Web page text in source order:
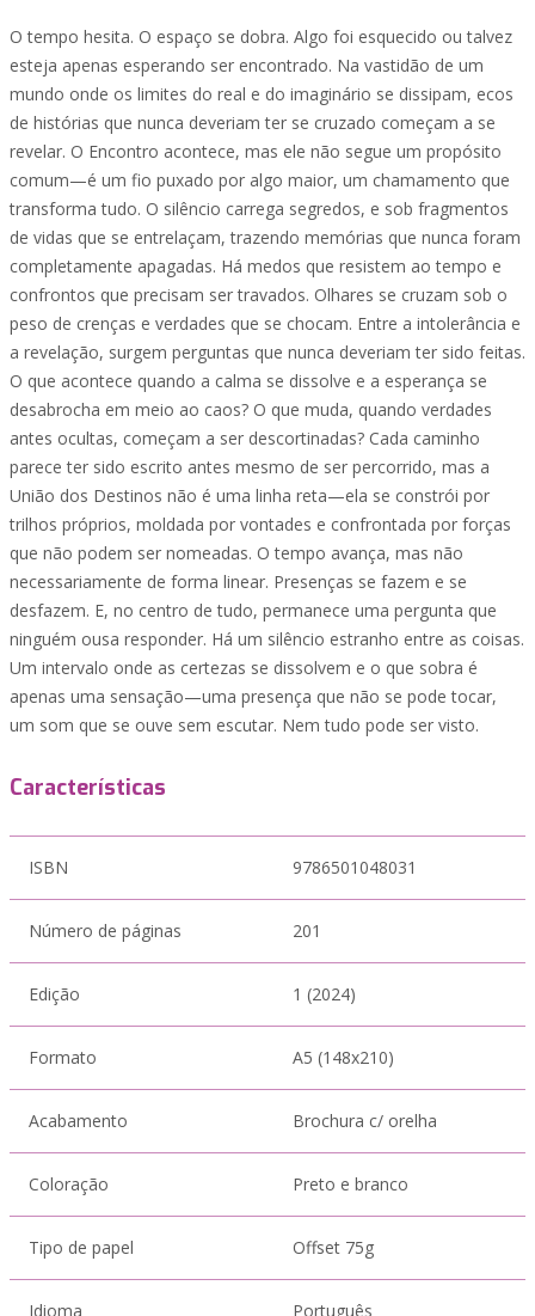
O tempo hesita. O espaço se dobra. Algo foi esquecido ou talvez
esteja apenas esperando ser encontrado. Na vastidão de um
mundo onde os limites do real e do imaginário se dissipam, ecos
de histórias que nunca deveriam ter se cruzado começam a se
revelar. O Encontro acontece, mas ele não segue um propósito
comum—é um fio puxado por algo maior, um chamamento que
transforma tudo. O silêncio carrega segredos, e sob fragmentos
de vidas que se entrelaçam, trazendo memórias que nunca foram
completamente apagadas. Há medos que resistem ao tempo e
confrontos que precisam ser travados. Olhares se cruzam sob o
peso de crenças e verdades que se chocam. Entre a intolerância e
a revelação, surgem perguntas que nunca deveriam ter sido feitas.
O que acontece quando a calma se dissolve e a esperança se
desabrocha em meio ao caos? O que muda, quando verdades
antes ocultas, começam a ser descortinadas? Cada caminho
parece ter sido escrito antes mesmo de ser percorrido, mas a
União dos Destinos não é uma linha reta—ela se constrói por
trilhos próprios, moldada por vontades e confrontada por forças
que não podem ser nomeadas. O tempo avança, mas não
necessariamente de forma linear. Presenças se fazem e se
desfazem. E, no centro de tudo, permanece uma pergunta que
ninguém ousa responder. Há um silêncio estranho entre as coisas.
Um intervalo onde as certezas se dissolvem e o que sobra é
apenas uma sensação—uma presença que não se pode tocar,
um som que se ouve sem escutar. Nem tudo pode ser visto.
Características
ISBN 9786501048031
Número de páginas 201
Edição 1 (2024)
Formato A5 (148x210)
Acabamento Brochura c/ orelha
Coloração Preto e branco
Tipo de papel Offset 75g
Idioma Português